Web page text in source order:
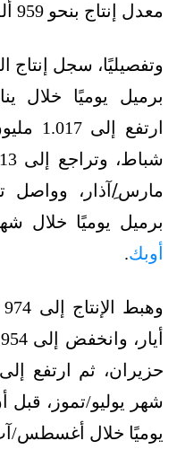
معدل إنتاج بنحو 959 ألف برميل يوميًا.
برميل يوميًا خلال
أوبك.
يوميًا خلال أغسطس/